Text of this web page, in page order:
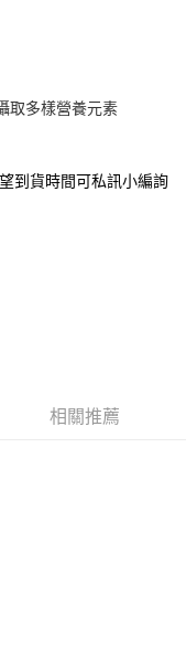
取多樣營養元素
到貨時間可私訊小編詢
相關推薦